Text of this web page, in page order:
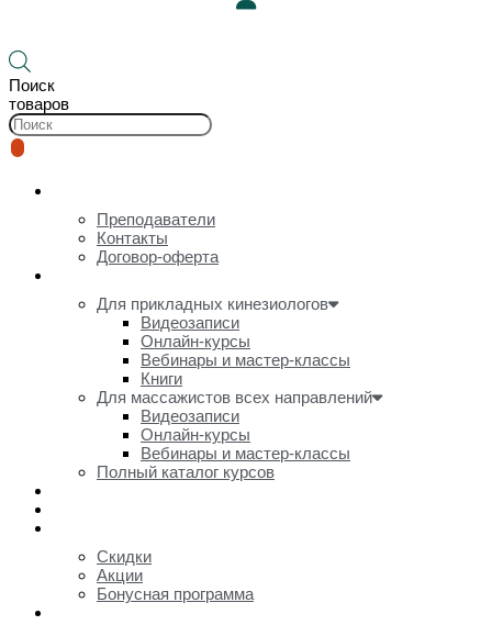
Поиск
товаров
Преподаватели
Контакты
Договор-оферта
Для прикладных кинезиологов
Видеозаписи
Онлайн-курсы
Вебинары и мастер-классы
Книги
Для массажистов всех направлений
Видеозаписи
Онлайн-курсы
Вебинары и мастер-классы
Полный каталог курсов
Скидки
Акции
Бонусная программа